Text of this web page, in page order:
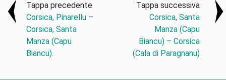
Tappa precedente
Corsica, Pinarellu –
Corsica, Santa
Manza (Capu
Biancu).
Tappa successiva
Corsica, Santa
Manza (Capu
Biancu) – Corsica
(Cala di Paragnanu)